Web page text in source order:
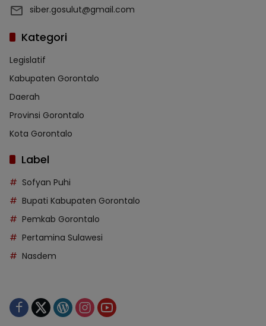
siber.gosulut@gmail.com
Kategori
Legislatif
Kabupaten Gorontalo
Daerah
Provinsi Gorontalo
Kota Gorontalo
Label
Sofyan Puhi
Bupati Kabupaten Gorontalo
Pemkab Gorontalo
Pertamina Sulawesi
Nasdem